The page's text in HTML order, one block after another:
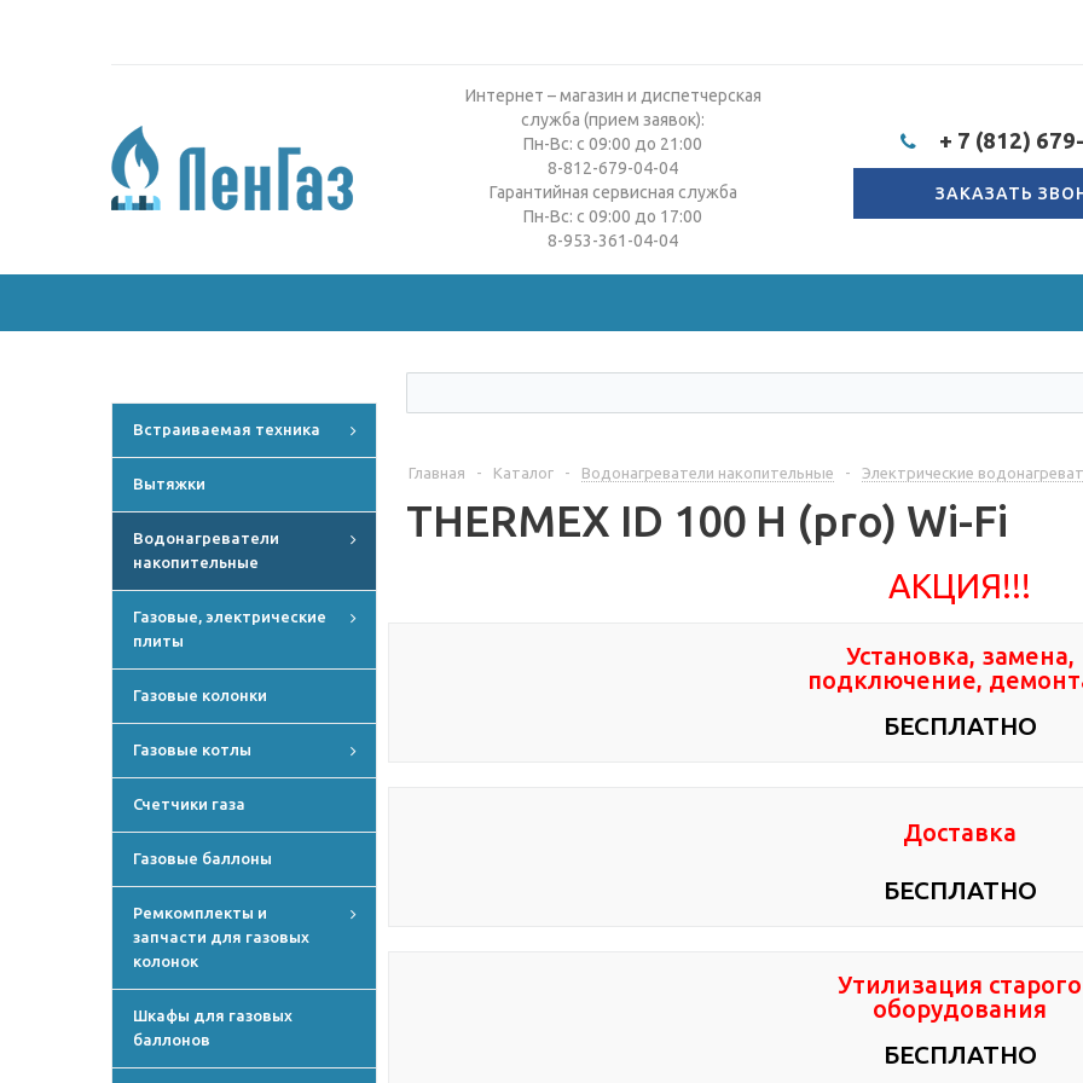
Интернет – магазин и диспетчерская
служба (прием заявок):
Пн-Вс: с 09:00 до 21:00
8-812-679-04-04
Гарантийная сервисная служба
Пн-Вс: с 09:00 до 17:00
8-953-361-04-04
+ 7 (812)
ЗАКАЗАТЬ
Встраиваемая техника
Вытяжки
Водонагреватели
накопительные
Газовые, электрические
плиты
Газовые колонки
Газовые котлы
Счетчики газа
Газовые баллоны
Ремкомплекты и
запчасти для газовых
колонок
Шкафы для газовых
баллонов
Главная - Каталог - Водонагреватели накопительные - Электрические
THERMEX ID 100 H (pro) Wi-Fi
АКЦИЯ!!!
Установка, замена,
подключение,
БЕСПЛАТНО
Доставка
БЕСПЛАТНО
Утилизация старого
оборудования
БЕСПЛАТНО